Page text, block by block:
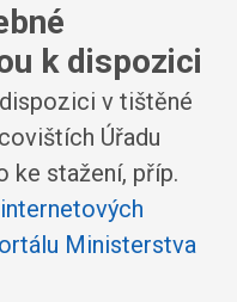
k dispozici
v tištěné
Úřadu
ke stažení, příp.
internetových
Ministerstva